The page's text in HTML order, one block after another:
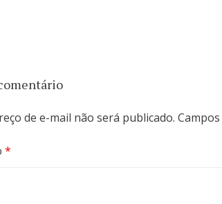
de e-mail não será publicado.
*